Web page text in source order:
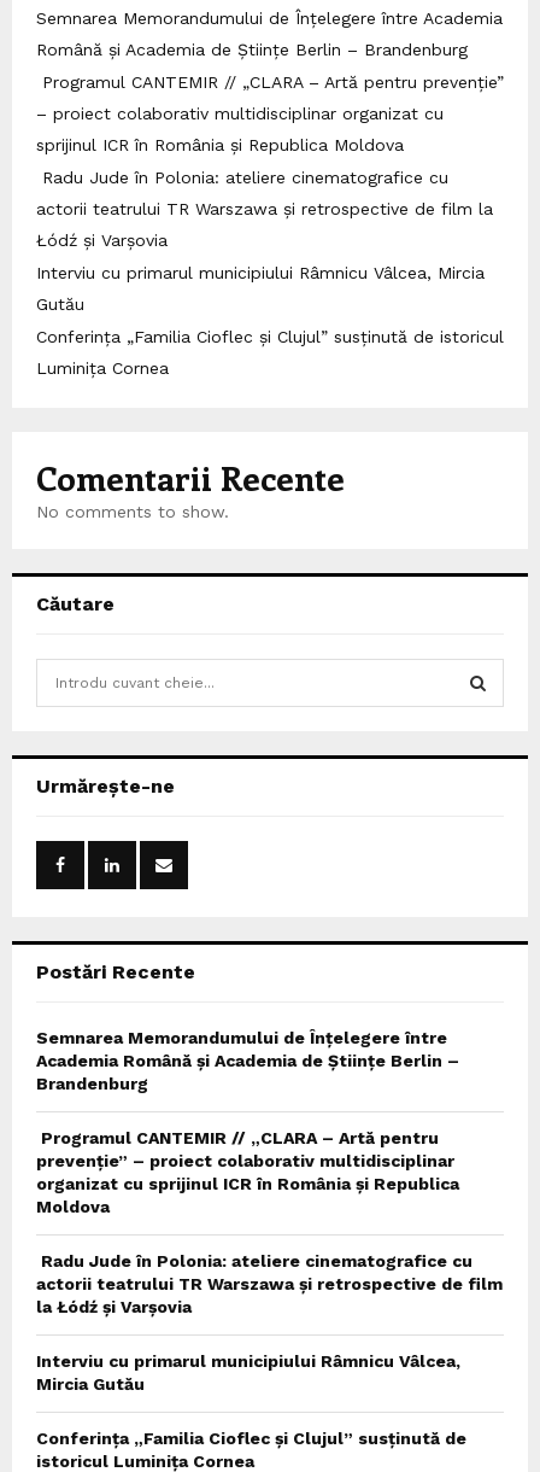
Semnarea Memorandumului de Înțelegere între Academia
Română și Academia de Științe Berlin – Brandenburg
Programul CANTEMIR // „CLARA – Artă pentru prevenție”
– proiect colaborativ multidisciplinar organizat cu
sprijinul ICR în România și Republica Moldova
Radu Jude în Polonia: ateliere cinematografice cu
actorii teatrului TR Warszawa și retrospective de film la
Łódź și Varșovia
Interviu cu primarul municipiului Râmnicu Vâlcea, Mircia
Gutău
Conferința „Familia Cioflec și Clujul” susținută de istoricul
Luminița Cornea
Comentarii Recente
No comments to show.
Căutare
h
Urmărește-ne
Postări Recente
Semnarea Memorandumului de Înțelegere între
Academia Română și Academia de Științe Berlin –
Brandenburg
Programul CANTEMIR // „CLARA – Artă pentru
prevenție” – proiect colaborativ multidisciplinar
organizat cu sprijinul ICR în România și Republica
Moldova
Radu Jude în Polonia: ateliere cinematografice cu
actorii teatrului TR Warszawa și retrospective de film
la Łódź și Varșovia
Interviu cu primarul municipiului Râmnicu Vâlcea,
Mircia Gutău
Conferința „Familia Cioflec și Clujul” susținută de
istoricul Luminița Cornea